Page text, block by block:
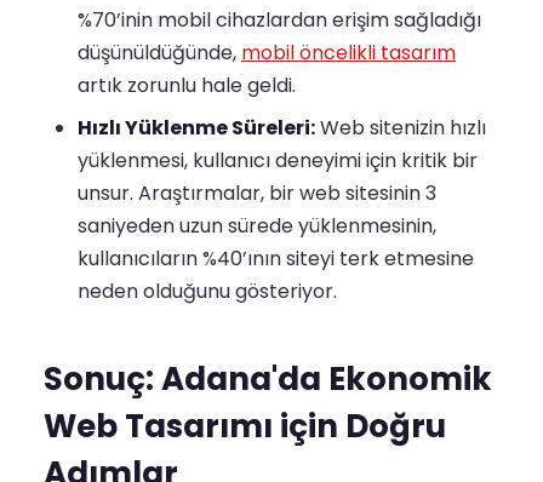
%70’inin mobil cihazlardan erişim sağladığı
düşünüldüğünde, mobil öncelikli tasarım
artık zorunlu hale geldi.
Hızlı Yüklenme Süreleri:Web sitenizin hızlı
yüklenmesi, kullanıcı deneyimi için kritik bir
unsur. Araştırmalar, bir web sitesinin 3
saniyeden uzun sürede yüklenmesinin,
kullanıcıların %40’ının siteyi terk etmesine
neden olduğunu gösteriyor.
Sonuç: Adana'da Ekonomik
Web Tasarımı için Doğru